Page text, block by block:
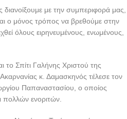
με την συμπεριφορά μας,
ο μόνος τρόπος να βρεθούμε στην
όλους ειρηνευμένους, ενωμένους,
το Σπίτι Γαλήνης Χριστού της
κ. Δαμασκηνός τέλεσε τον
Παπαναστασίου, ο οποίος
ενοριτών.